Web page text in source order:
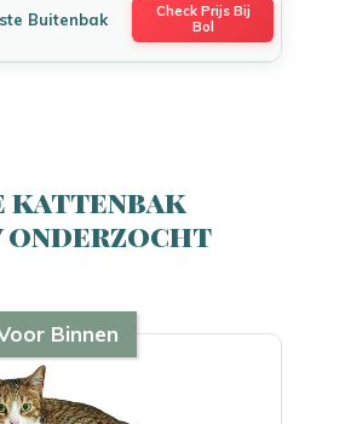
Buitenbak
Check Prijs Bij
Bol
kattenbak
onderzocht
Binnen